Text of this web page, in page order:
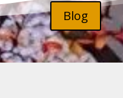
Blog